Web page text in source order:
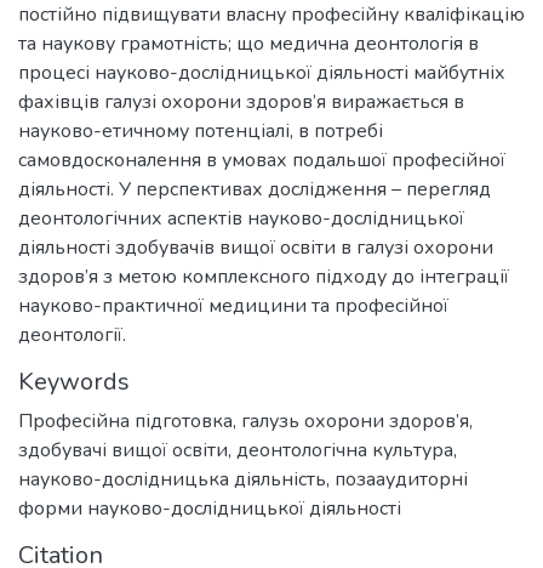
постійно підвищувати власну професійну кваліфікацію
та наукову грамотність; що медична деонтологія в
процесі науково-дослідницької діяльності майбутніх
фахівців галузі охорони здоров’я виражається в
науково-етичному потенціалі, в потребі
самовдосконалення в умовах подальшої професійної
діяльності. У перспективах дослідження – перегляд
деонтологічних аспектів науково-дослідницької
діяльності здобувачів вищої освіти в галузі охорони
здоров’я з метою комплексного підходу до інтеграції
науково-практичної медицини та професійної
деонтології.
Keywords
Професійна підготовка, галузь охорони здоров’я,
здобувачі вищої освіти, деонтологічна культура,
науково-дослідницька діяльність, позааудиторні
форми науково-дослідницької діяльності
Citation